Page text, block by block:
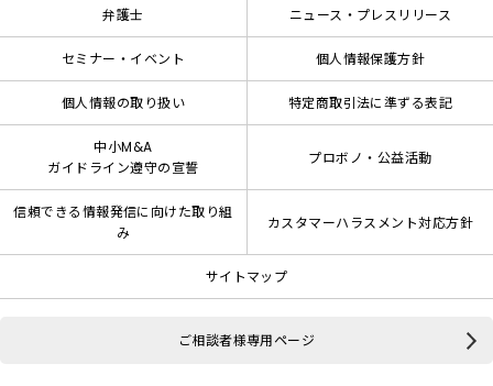
弁護士 ニュース・プレスリリース
セミナー・イベント 個人情報保護方針
個人情報の取り扱い 特定商取引法に準ずる表記
中小M&A
ガイドライン遵守の宣誓
プロボノ・公益活動
信頼できる情報発信に向けた取り組
み
カスタマーハラスメント対応方針
サイトマップ
ご相談者様専用ページ